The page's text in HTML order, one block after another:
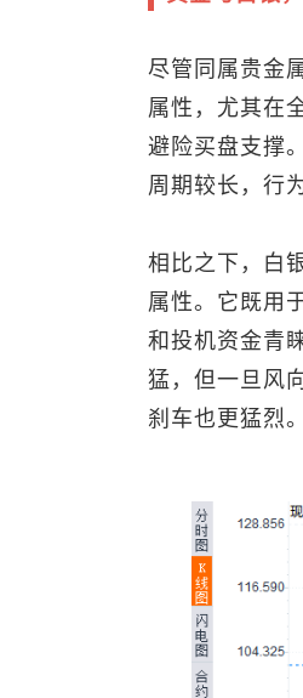
尽管同属贵金
属性，尤其在
避险买盘支撑
周期较长，行
相比之下，白
属性。它既用
和投机资金青
猛，但一旦风
刹车也更猛烈。